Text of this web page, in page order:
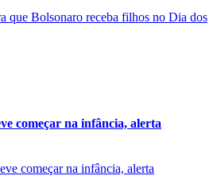
começar na infância, alerta